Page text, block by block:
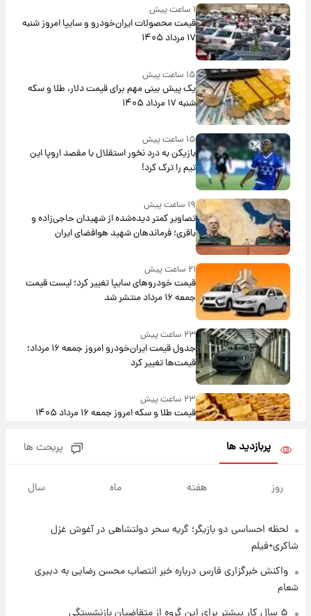
۱ ساعت پیش
قیمت محصولات ایران‌خودرو و سایپا امروز شنبه
۱۷ مرداد ۱۴۰۵
۱۵ ساعت پیش
یک پیش ‌بینی مهم برای قیمت دلار، طلا و سکه
شنبه ۱۷ مرداد ۱۴۰۵
۱۵ ساعت پیش
بازیکن به درد نخور استقلال با مقصد اروپا این
تیم را ترک کرد!
۱۹ ساعت پیش
تصاویر کمتر دیده‌شده از شهیدان حاجی‌زاده و
باقری؛ فرماندهان شهید هوافضای ایران
۲۱ ساعت پیش
قیمت خودروهای سایپا تغییر کرد؛ لیست قیمت
جمعه ۱۶ مرداد منتشر شد
۲۳ ساعت پیش
جدول قیمت ایران‌خودرو امروز جمعه ۱۶ مرداد؛
قیمت‌ها تغییر کرد
۲۳ ساعت پیش
قیمت طلا و سکه امروز جمعه ۱۶ مرداد ۱۴۰۵
درباره وضعیت او چه گفت؟
۱ روز پیش
گران‌ترین خرید تاریخ رئال مادرید رونمایی شد
پربازدید ها پربحث ها
روز هفته ماه سال
لحظه احساسی دو بازیگر؛ گریه سحر دولتشاهی در آغوش غزل
شاکری+فیلم
واکنش خبرگزاری فارس درباره خبر انتصاب محسن رضایی به دبیری
شعام